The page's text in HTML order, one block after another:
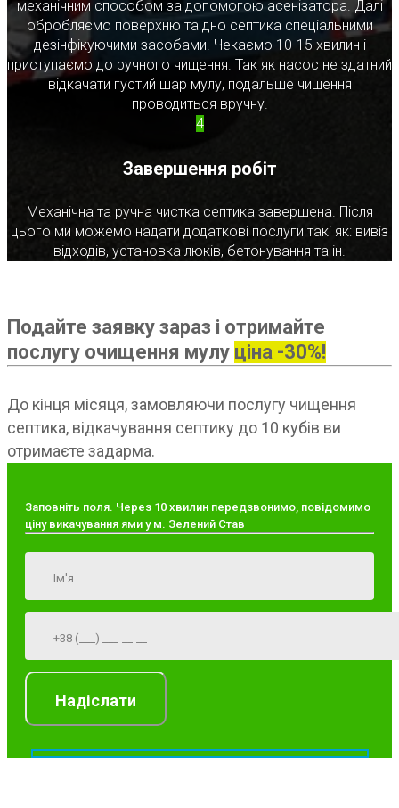
механічним способом за допомогою асенізатора. Далі
обробляємо поверхню та дно септика спеціальними
дезінфікуючими засобами. Чекаємо 10-15 хвилин і
приступаємо до ручного чищення. Так як насос не здатний
відкачати густий шар мулу, подальше чищення
проводиться вручну.
4
Завершення робіт
Механічна та ручна чистка септика завершена. Після
цього ми можемо надати додаткові послуги такі як: вивіз
відходів, установка люків, бетонування та ін.
Подайте заявку зараз і отримайте
послугу очищення мулу ціна -30%!
До кінця місяця, замовляючи послугу чищення
септика, відкачування септику до 10 кубів ви
отримаєте задарма.
Заповніть поля. Через 10 хвилин передзвонимо, повідомимо
ціну викачування ями у м. Зелений Став